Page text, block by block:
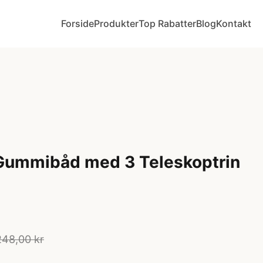
ForsideProdukterTop RabatterBlogKontakt
med 3 Teleskoptrin
kr